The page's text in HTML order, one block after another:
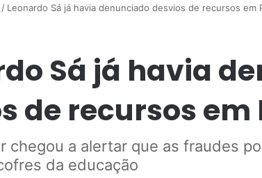
/ Leonardo Sá já havia denunciado desvios de recursos em
Sá já havia
de recursos em
chegou a alertar que as fraudes
da educação